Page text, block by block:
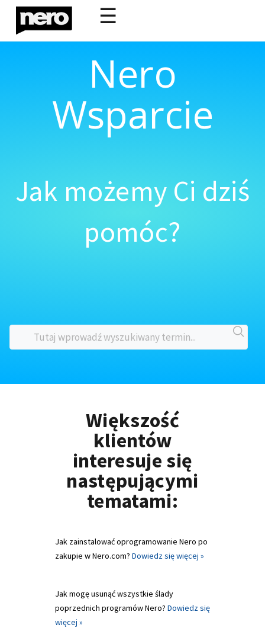
☰
Nero
Wsparcie
Jak możemy Ci dziś
pomóc?
Większość
klientów
interesuje się
następującymi
tematami:
Jak zainstalować oprogramowanie Nero po
zakupie w Nero.com? Dowiedz się więcej »
Jak mogę usunąć wszystkie ślady
poprzednich programów Nero? Dowiedz się
więcej »